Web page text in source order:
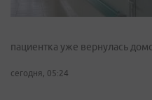
пациентка уже вернулась
сегодня, 05:24